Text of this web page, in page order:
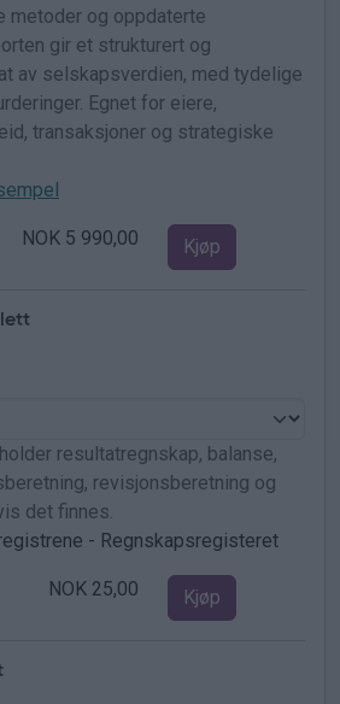
metoder og oppdaterte
gir et strukturert og
av selskapsverdien, med tydelige
Egnet for eiere,
transaksjoner og strategiske
NOK 5 990,00 Kjøp
resultatregnskap, balanse,
revisjonsberetning og
det finnes.
- Regnskapsregisteret
NOK 25,00 Kjøp